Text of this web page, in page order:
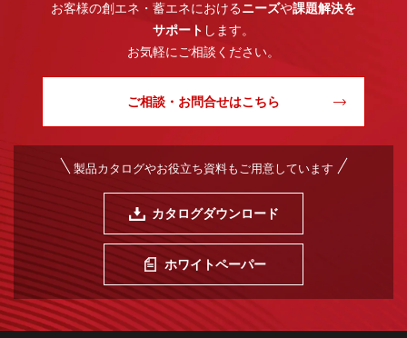
お客様の創エネ・蓄エネにおけるニーズや課題解決を
サポート します。
お気軽にご相談ください。
ご相談・お問合せはこちら
製品カタログやお役立ち資料もご用意しています
カタログダウンロード
ホワイトペーパー